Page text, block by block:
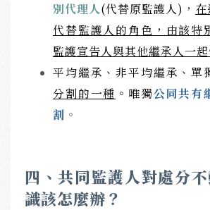
別代理人(代替原監護人)，
代替監護人的角色，由該特
監護宣告人與其他繼承人一
平均繼承、非平均繼承、單
分割的一種 。 唯獨公同共有
割 。
四、共同監護人對處分
識該怎麼辦？